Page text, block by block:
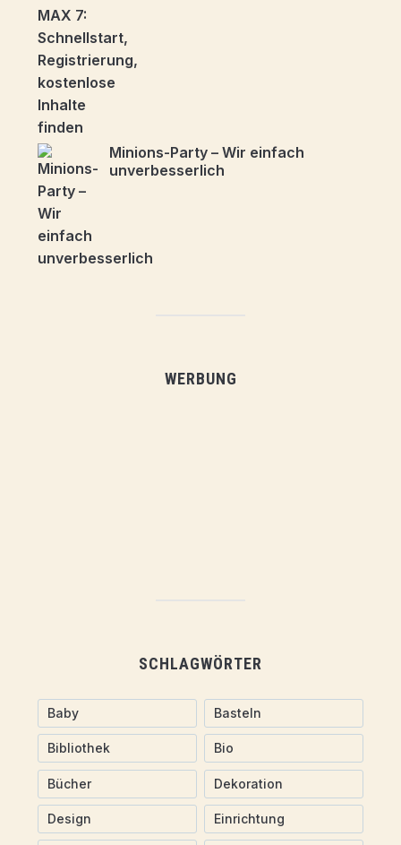
Minions-Party – Wir einfach
unverbesserlich
WERBUNG
SCHLAGWÖRTER
Baby Basteln
Bibliothek Bio
Bücher Dekoration
Design Einrichtung